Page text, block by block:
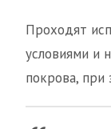
Проходят
условиями и
покрова, при